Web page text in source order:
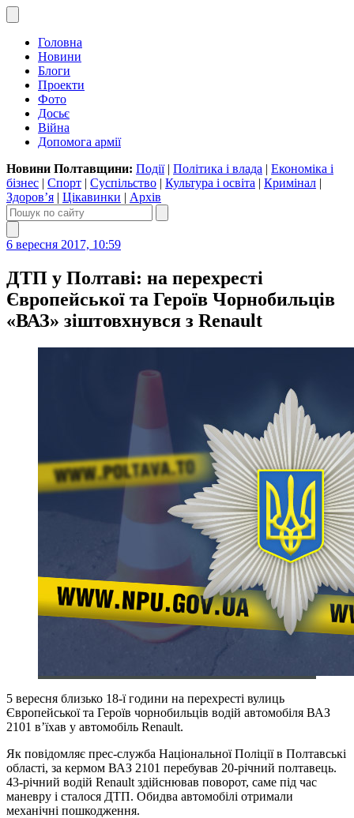
Головна
Новини
Блоги
Проекти
Фото
Досьє
Війна
Допомога армії
Новини Полтавщини: Події| Політика і влада | Економіка і
бізнес | Спорт | Суспільство | Культура і освіта | Кримінал |
Здоров’я | Цікавинки | Архів
6 вересня 2017, 10:59
ДТП у Полтаві: на перехресті
Європейської та Героїв Чорнобильців
«ВАЗ» зіштовхнувся з Renault
5 вересня близько 18-ї години на перехресті вулиць
Європейської та Героїв чорнобильців водій автомобіля ВАЗ
2101 в’їхав у автомобіль Renault.
Як повідомляє прес-служба Національної Поліції в Полтавські
області, за кермом ВАЗ 2101 перебував 20-річний полтавець.
43-річний водій Renault здійснював поворот, саме під час
маневру і сталося ДТП. Обидва автомобілі отримали
механічні пошкодження.